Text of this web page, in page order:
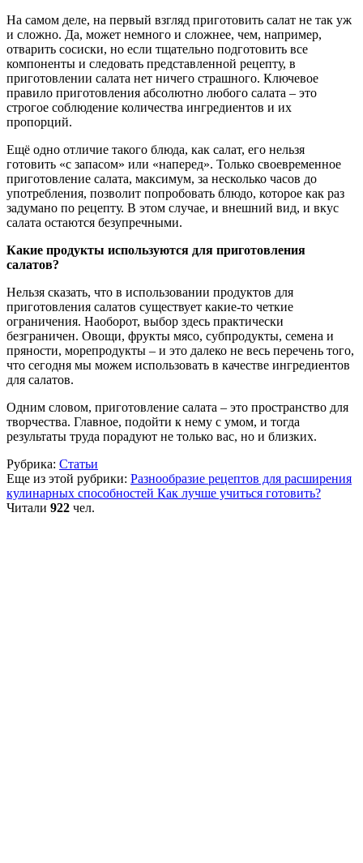
На самом деле, на первый взгляд приготовить салат не так уж
и сложно. Да, может немного и сложнее, чем, например,
отварить сосиски, но если тщательно подготовить все
компоненты и следовать представленной рецепту, в
приготовлении салата нет ничего страшного. Ключевое
правило приготовления абсолютно любого салата – это
строгое соблюдение количества ингредиентов и их
пропорций.
Ещё одно отличие такого блюда, как салат, его нельзя
готовить «с запасом» или «наперед». Только своевременное
приготовление салата, максимум, за несколько часов до
употребления, позволит попробовать блюдо, которое как раз
задумано по рецепту. В этом случае, и внешний вид, и вкус
салата остаются безупречными.
Какие продукты используются для приготовления
салатов?
Нельзя сказать, что в использовании продуктов для
приготовления салатов существует какие-то четкие
ограничения. Наоборот, выбор здесь практически
безграничен. Овощи, фрукты мясо, субпродукты, семена и
пряности, морепродукты – и это далеко не весь перечень того,
что сегодня мы можем использовать в качестве ингредиентов
для салатов.
Одним словом, приготовление салата – это пространство для
творчества. Главное, подойти к нему с умом, и тогда
результаты труда порадуют не только вас, но и близких.
Рубрика: Статьи
Еще из этой рубрики: Разнообразие рецептов для расширения
кулинарных способностей Как лучше учиться готовить?
Читали 922 чел.